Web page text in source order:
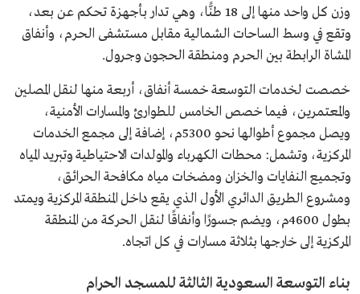
وزن كل واحد منها إلى 18 طنًّا، وهي تدار بأجهزة تحكم عن بعد،
وتقع في وسط الساحات الشمالية مقابل مستشفى الحرم، وأنفاق
المشاة الرابطة بين الحرم ومنطقة الحجون وجرول.
خصصت لخدمات التوسعة خمسة أنفاق، أربعة منها لنقل المصلين
والمعتمرين، فيما خصص الخامس للطوارئ والمسارات الأمنية،
ويصل مجموع أطوالها نحو 5300م، إضافة إلى مجمع الخدمات
المركزية، وتشمل: محطات الكهرباء والمولدات الاحتياطية وتبريد المياه
وتجميع النفايات والخزان ومضخات مياه مكافحة الحرائق،
ومشروع الطريق الدائري الأول الذي يقع داخل المنطقة المركزية ويمتد
بطول 4600م، ويضم جسورًا وأنفاقًا لنقل الحركة من المنطقة
المركزية إلى خارجها بثلاثة مسارات في كل اتجاه.
بناء التوسعة السعودية الثالثة للمسجد الحرام